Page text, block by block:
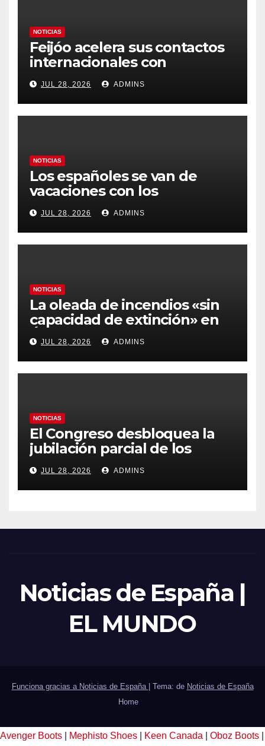
NOTICIAS
Feijóo acelera sus contactos
internacionales con
Latinoamérica como socio
prioritario en su agenda de
gobierno
JUL 28, 2026 ADMINS
NOTICIAS
Los españoles se van de
vacaciones con los
carburantes hasta un 21%
más caros que el año pasado
y los hoteles disparados
JUL 28, 2026 ADMINS
NOTICIAS
La oleada de incendios «sin
capacidad de extinción» en
Ávila y al oeste de Madrid
obliga a declarar la
emergencia nacional
JUL 28, 2026 ADMINS
NOTICIAS
El Congreso desbloquea la
jubilación parcial de los
trabajadores laborales del
sector público
JUL 28, 2026 ADMINS
Noticias de España |
EL MUNDO
Funciona gracias a Noticias de España Tema: de Noticias de España
Home
Avenger Boots Mephisto Shoes Keen Canada Oboz Boots